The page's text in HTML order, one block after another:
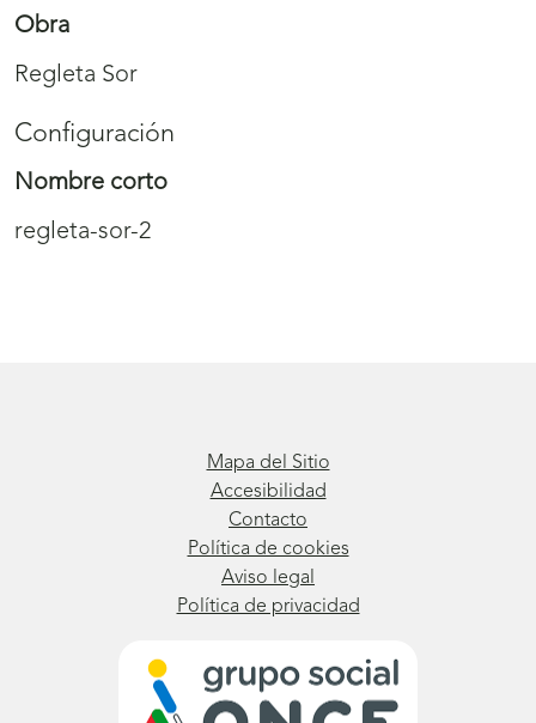
Obra
Regleta Sor
Configuración
Nombre corto
regleta-sor-2
Mapa del Sitio
Accesibilidad
Contacto
Política de cookies
Aviso legal
Política de privacidad